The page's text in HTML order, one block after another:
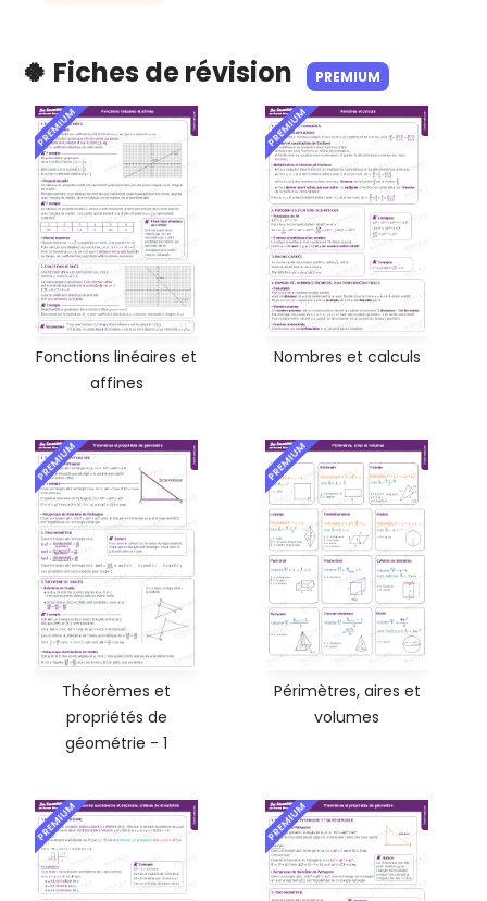
🍀 Fiches de révision PREMIUM
PREMIUM
Fonctions linéaires et
affines
PREMIUM
Nombres et calculs
PREMIUM
Théorèmes et
propriétés de
géométrie - 1
PREMIUM
Périmètres, aires et
volumes
PREMIUM PREMIUM